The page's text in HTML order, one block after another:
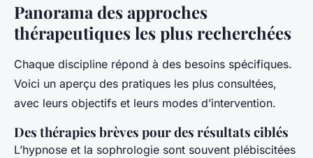
Panorama des approches
thérapeutiques les plus recherchées
Chaque discipline répond à des besoins spécifiques.
Voici un aperçu des pratiques les plus consultées,
avec leurs objectifs et leurs modes d’intervention.
Des thérapies brèves pour des résultats ciblés
L’hypnose et la sophrologie sont souvent plébiscitées